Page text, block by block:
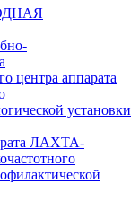
центра аппарата
установки
ЛАХТА-